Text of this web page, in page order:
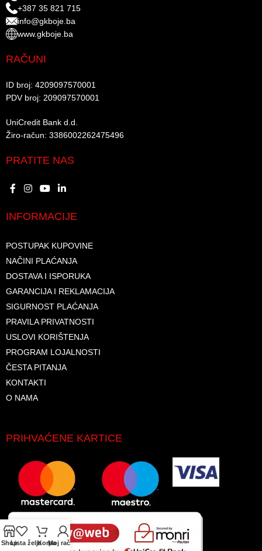
+387 35 821 715
info@gkboje.ba
www.gkboje.ba
RAČUNI
ID broj: 4209097570001​
PDV broj: 209097570001 ​
UniCredit Bank d.d.​
Žiro-račun: 3386002262475496​​
PRATITE NAS
INFORMACIJE
POSTUPAK KUPOVINE
NAČINI PLAĆANJA
DOSTAVA I ISPORUKA
GARANCIJA I REKLAMACIJA
SIGURNOST PLAĆANJA
PRAVILA PRIVATNOSTI
USLOVI KORIŠTENJA
PROGRAM LOJALNOSTI
ČESTA PITANJA
KONTAKTI
O NAMA
PRIHVAĆENE KARTICE
ShopLista željaKorpaMoj račun